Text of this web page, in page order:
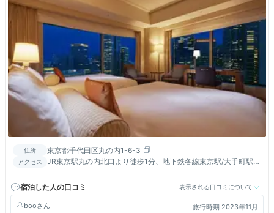
住所 東京都千代田区丸の内1-6-3
アクセス
JR東京駅丸の内北口より徒歩1分、地下鉄各線東京駅/大手町駅よ
宿泊した人の口コミ
表示される口コミについて
boo 旅行時期 2023年11月